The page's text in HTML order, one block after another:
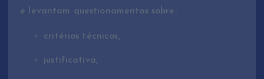
e levantam questionamentos sobre:
critérios técnicos,
justificativa,